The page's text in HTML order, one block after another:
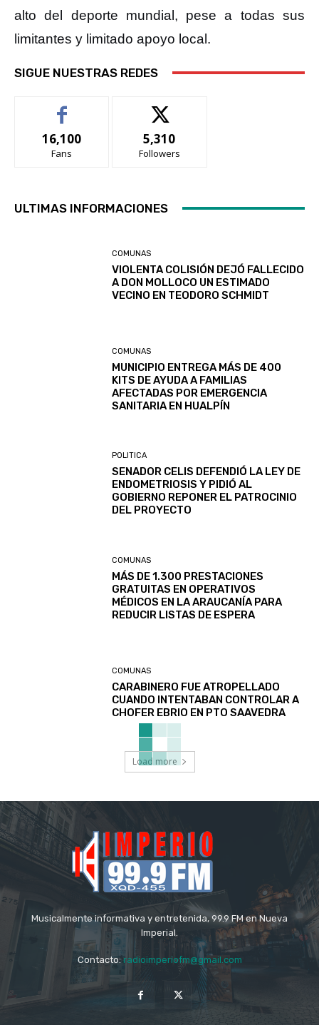
alto del deporte mundial, pese a todas sus
limitantes y limitado apoyo local.
SIGUE NUESTRAS REDES
16,100
Fans
5,310
Followers
ULTIMAS INFORMACIONES
COMUNAS
VIOLENTA COLISIÓN DEJÓ FALLECIDO
A DON MOLLOCO UN ESTIMADO
VECINO EN TEODORO SCHMIDT
COMUNAS
MUNICIPIO ENTREGA MÁS DE 400
KITS DE AYUDA A FAMILIAS
AFECTADAS POR EMERGENCIA
SANITARIA EN HUALPÍN
POLITICA
SENADOR CELIS DEFENDIÓ LA LEY DE
ENDOMETRIOSIS Y PIDIÓ AL
GOBIERNO REPONER EL PATROCINIO
DEL PROYECTO
COMUNAS
MÁS DE 1.300 PRESTACIONES
GRATUITAS EN OPERATIVOS
MÉDICOS EN LA ARAUCANÍA PARA
REDUCIR LISTAS DE ESPERA
COMUNAS
CARABINERO FUE ATROPELLADO
CUANDO INTENTABAN CONTROLAR A
CHOFER EBRIO EN PTO SAAVEDRA
Load more
Musicalmente informativa y entretenida, 99.9 FM en Nueva
Imperial.
Contacto: radioimperiofm@gmail.com